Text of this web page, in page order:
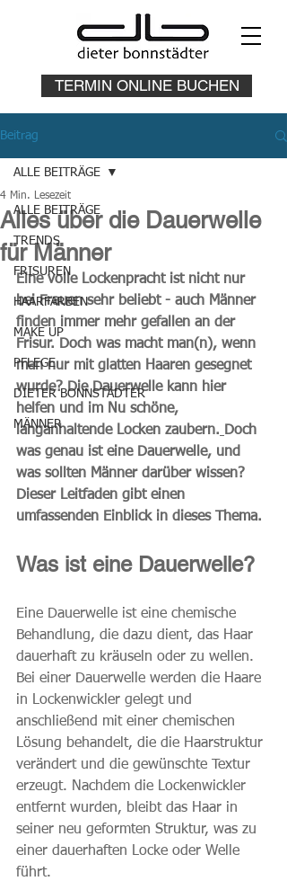
TERMIN ONLINE BUCHEN
Beitrag
ALLE BEITRÄGE
TRENDS
FRISUREN
HAARFARBEN
MAKE UP
PFLEGE
DIETER BONNSTÄDTER
MÄNNER
ALLE BEITRÄGE
Alles über die Dauerwelle
für Männer
4 Min. Lesezeit
Eine volle Lockenpracht ist nicht nur
bei Frauen sehr beliebt - auch Männer
finden immer mehr gefallen an der
Frisur. Doch was macht man(n), wenn
man nur mit glatten Haaren gesegnet
wurde? Die Dauerwelle kann hier
helfen und im Nu schöne,
langanhaltende Locken zaubern. Doch
was genau ist eine Dauerwelle, und
was sollten Männer darüber wissen?
Dieser Leitfaden gibt einen
umfassenden Einblick in dieses Thema.
Was ist eine Dauerwelle?
Eine Dauerwelle ist eine chemische
Behandlung, die dazu dient, das Haar
dauerhaft zu kräuseln oder zu wellen.
Bei einer Dauerwelle werden die Haare
in Lockenwickler gelegt und
anschließend mit einer chemischen
Lösung behandelt, die die Haarstruktur
verändert und die gewünschte Textur
erzeugt. Nachdem die Lockenwickler
entfernt wurden, bleibt das Haar in
seiner neu geformten Struktur, was zu
einer dauerhaften Locke oder Welle
führt.